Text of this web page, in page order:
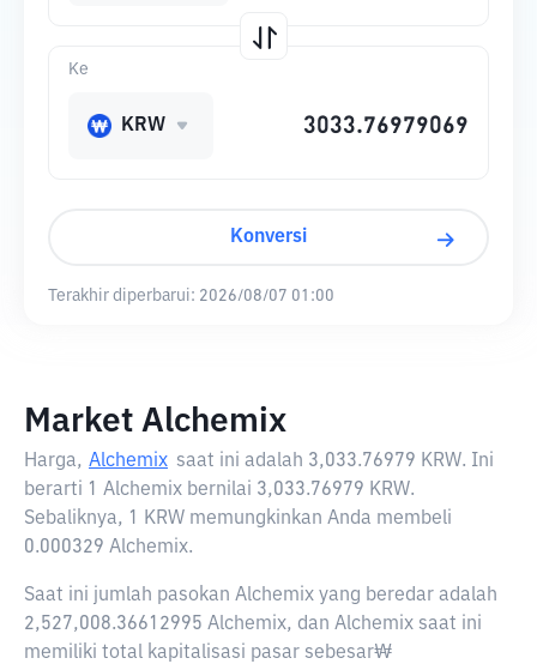
Ke
KRW
Konversi
Terakhir diperbarui: 2026/08/07 01:00
Market Alchemix
Harga, Alchemix saat ini adalah 3,033.76979 KRW. Ini
berarti 1 Alchemix bernilai 3,033.76979 KRW.
Sebaliknya, 1 KRW memungkinkan Anda membeli
0.000329 Alchemix.
Saat ini jumlah pasokan Alchemix yang beredar adalah
2,527,008.36612995 Alchemix, dan Alchemix saat ini
memiliki total kapitalisasi pasar sebesar₩